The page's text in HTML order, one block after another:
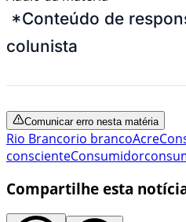
*Conteúdo de
colunista
Comunicar erro nesta matéria
Rio Brancorio brancoAcre
conscienteConsumidor
Compartilhe esta